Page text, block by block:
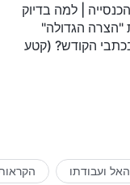
| למה בדיוק
"הצרה הגדולה"
הקודש? (קטע
ועבודתו